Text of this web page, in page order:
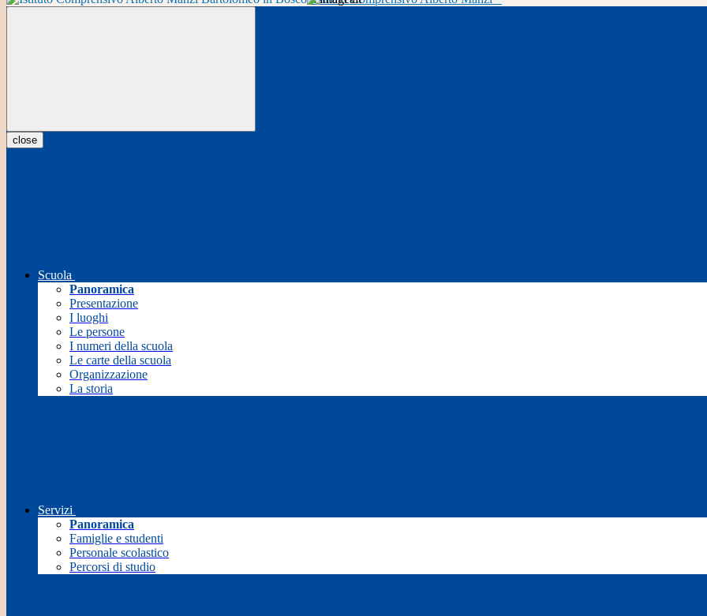
close
Scuola
Panoramica
Presentazione
I luoghi
Le persone
I numeri della scuola
Le carte della scuola
Organizzazione
La storia
Servizi
Panoramica
Famiglie e studenti
Personale scolastico
Percorsi di studio